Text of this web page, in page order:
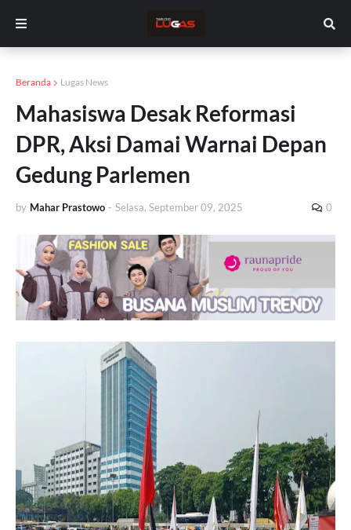
Beranda Lugas News
Mahasiswa Desak Reformasi
DPR, Aksi Damai Warnai Depan
Gedung Parlemen
by Mahar Prastowo - Selasa, September 09, 2025 0